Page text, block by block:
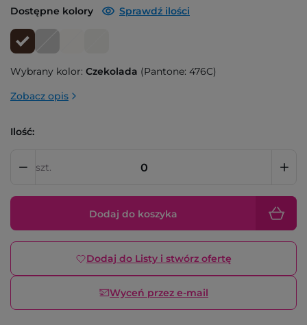
Dostępne kolory Sprawdź ilości
Wybrany kolor: Czekolada (Pantone: 476C)
Zobacz opis
Ilość:
szt.
Dodaj do koszyka
Dodaj do Listy i stwórz ofertę
Wyceń przez e-mail